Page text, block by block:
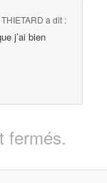
a dit :
j’ai bien
fermés.